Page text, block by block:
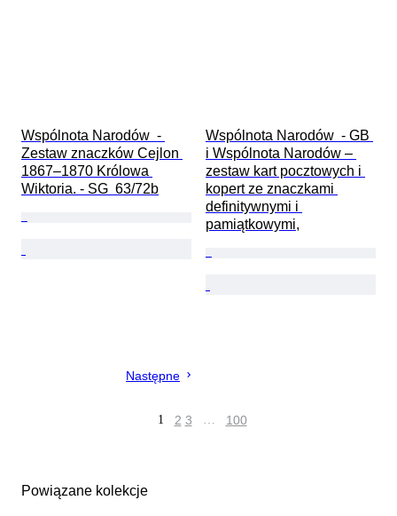
Wspólnota Narodów  -
Zestaw znaczków Cejlon
1867–1870 Królowa
Wiktoria. - SG  63/72b
Wspólnota Narodów  - GB
i Wspólnota Narodów –
zestaw kart pocztowych i
kopert ze znaczkami
definitywnymi i
pamiątkowymi,
Następne
1 2 3 … 100
Powiązane kolekcje